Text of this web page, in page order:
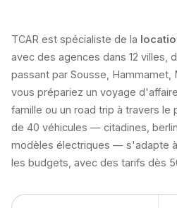
TCAR est spécialiste de la
avec des agences dans 12 villes,
passant par Sousse, Hammamet,
vous prépariez un voyage
famille ou un road trip à travers le
de 40 véhicules — citadines,
modèles électriques — s'adapte
les budgets, avec des tarifs dès